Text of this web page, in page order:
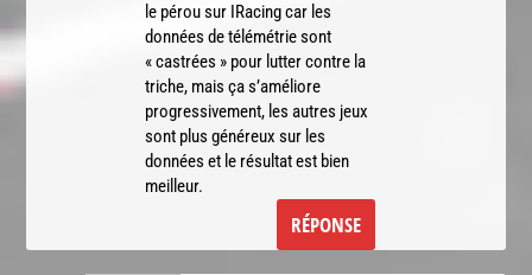
le pérou sur IRacing car les
données de télémétrie sont
« castrées » pour lutter contre la
triche, mais ça s’améliore
progressivement, les autres jeux
sont plus généreux sur les
données et le résultat est bien
meilleur.
RÉPONSE